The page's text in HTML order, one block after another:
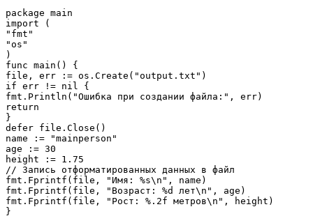
package main
import (
"fmt"
"os"
)
func main() {
file, err := os.Create("output.txt")
if err != nil {
fmt.Println("Ошибка при создании файла:", err)
return
}
defer file.Close()
name := "mainperson"
age := 30
height := 1.75
// Запись отформатированных данных в файл
fmt.Fprintf(file, "Имя: %s\n", name)
fmt.Fprintf(file, "Возраст: %d лет\n", age)
fmt.Fprintf(file, "Рост: %.2f метров\n", height)